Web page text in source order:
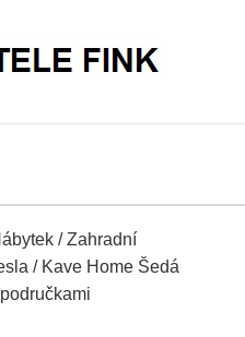
/Zahradní
/ Kave Home Šedá